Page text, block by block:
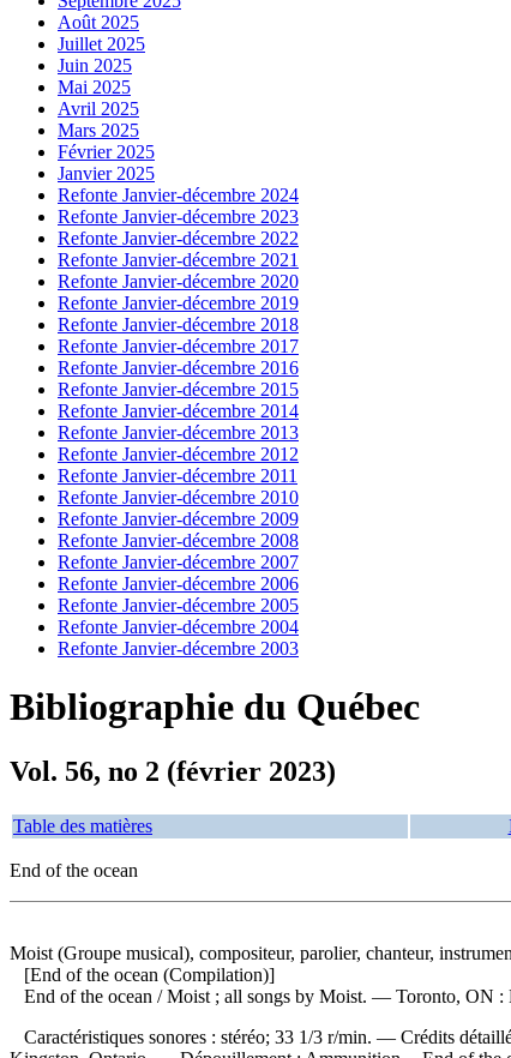
Août 2025
Juillet 2025
Juin 2025
Mai 2025
Avril 2025
Mars 2025
Février 2025
Janvier 2025
Refonte Janvier-décembre 2024
Refonte Janvier-décembre 2023
Refonte Janvier-décembre 2022
Refonte Janvier-décembre 2021
Refonte Janvier-décembre 2020
Refonte Janvier-décembre 2019
Refonte Janvier-décembre 2018
Refonte Janvier-décembre 2017
Refonte Janvier-décembre 2016
Refonte Janvier-décembre 2015
Refonte Janvier-décembre 2014
Refonte Janvier-décembre 2013
Refonte Janvier-décembre 2012
Refonte Janvier-décembre 2011
Refonte Janvier-décembre 2010
Refonte Janvier-décembre 2009
Refonte Janvier-décembre 2008
Refonte Janvier-décembre 2007
Refonte Janvier-décembre 2006
Refonte Janvier-décembre 2005
Refonte Janvier-décembre 2004
Refonte Janvier-décembre 2003
Bibliographie du Québec
Vol. 56, no 2 (février 2023)
Table des matières
End of the ocean
Moist (Groupe musical), compositeur, parolier, chanteur,
[End of the ocean (Compilation)]
End of the ocean / Moist ; all songs by Moist. — Toronto, ON
Caractéristiques sonores : stéréo; 33 1/3 r/min. — Crédits